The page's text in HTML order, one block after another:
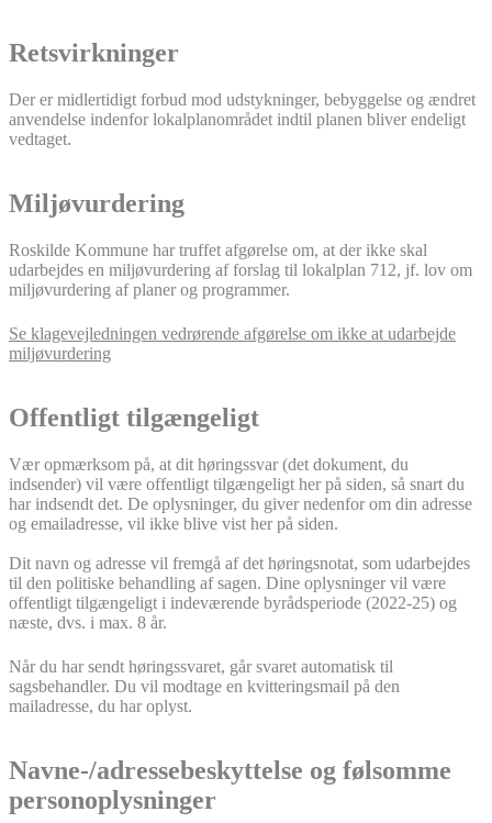
Retsvirkninger
Der er midlertidigt forbud mod udstykninger, bebyggelse og ændret
anvendelse indenfor lokalplanområdet indtil planen bliver endeligt
vedtaget.
Miljøvurdering
Roskilde Kommune har truffet afgørelse om, at der ikke skal
udarbejdes en miljøvurdering af forslag til lokalplan 712, jf. lov om
miljøvurdering af planer og programmer.
Se klagevejledningen vedrørende afgørelse om ikke at udarbejde
miljøvurdering
Offentligt tilgængeligt
Vær opmærksom på, at dit høringssvar (det dokument, du
indsender) vil være offentligt tilgængeligt her på siden, så snart du
har indsendt det. De oplysninger, du giver nedenfor om din adresse
og emailadresse, vil ikke blive vist her på siden.
Dit navn og adresse vil fremgå af det høringsnotat, som udarbejdes
til den politiske behandling af sagen. Dine oplysninger vil være
offentligt tilgængeligt i indeværende byrådsperiode (2022-25) og
næste, dvs. i max. 8 år.
Når du har sendt høringssvaret, går svaret automatisk til
sagsbehandler. Du vil modtage en kvitteringsmail på den
mailadresse, du har oplyst.
Navne-/adressebeskyttelse og følsomme
personoplysninger